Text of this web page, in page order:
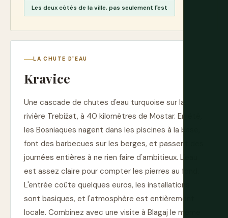
Les deux côtés de la ville, pas seulement l'est
LA CHUTE D'EAU
Kravice
Une cascade de chutes d'eau turquoise sur la
rivière Trebižat, à 40 kilomètres de Mostar. En été,
les Bosniaques nagent dans les piscines à la base,
font des barbecues sur les berges, et passent des
journées entières à ne rien faire d'ambitieux. L'eau
est assez claire pour compter les pierres au fond.
L'entrée coûte quelques euros, les installations
sont basiques, et l'atmosphère est entièrement
locale. Combinez avec une visite à Blagaj le même